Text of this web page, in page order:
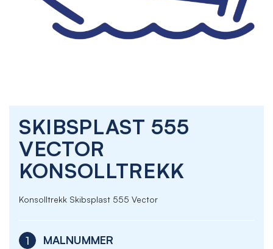
SKIBSPLAST 555
VECTOR
KONSOLLTREKK
Konsolltrekk Skibsplast 555 Vector
1 MALNUMMER
the
beginning
gallery